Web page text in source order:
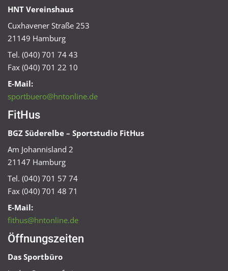
HNT Vereinshaus
Cuxhavener Straße 253
21149 Hamburg
Tel. (040) 701 74 43
Fax (040) 701 22 10
E-Mail:
sportbuero@hntonline.de
FitHus
BGZ Süderelbe – Sportstudio FitHus
Am Johannisland 2
21147 Hamburg
Tel. (040) 701 57 74
Fax (040) 701 48 71
E-Mail:
fithus@hntonline.de
Öffnungszeiten
Das Sportbüro